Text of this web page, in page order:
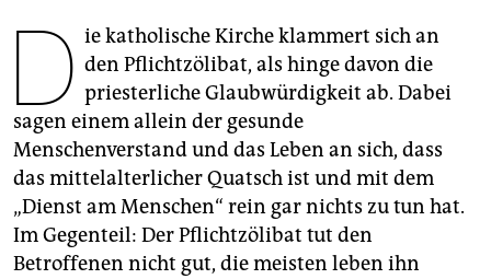
genossenschaft
epaper login
D ie katholische Kirche klammert sich an
den Pflichtzölibat, als hinge davon die
priesterliche Glaubwürdigkeit ab. Dabei
sagen einem allein der gesunde
Menschenverstand und das Leben an sich, dass
das mittelalterlicher Quatsch ist und mit dem
„Dienst am Menschen“ rein gar nichts zu tun hat.
Im Gegenteil: Der Pflichtzölibat tut den
Betroffenen nicht gut, die meisten leben ihn